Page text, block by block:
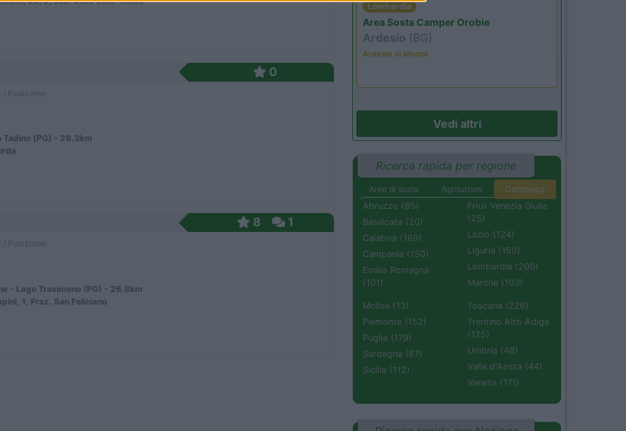
0
Tadino (PG) - 26.3km
8 1
- Lago Trasimeno (PG) - 26.8km
1, Fraz. San Feliciano
Lombardia
Area Sosta Camper Orobie
Ardesio (BG)
Ardesio si blocca
Vedi altri
Ricerca rapida per regione
Aree di sosta Agriturismi
Campeggi
Abruzzo (85)
Basilicata (20)
Calabria (169)
Campania (150)
Emilia Romagna
(101)
Friuli Venezia Giulia
(25)
Lazio (124)
Liguria (150)
Lombardia (200)
Marche (103)
Molise (13)
Piemonte (152)
Puglia (179)
Sardegna (87)
Sicilia (112)
Toscana (226)
Trentino Alto Adige
(125)
Umbria (48)
Valle d'Aosta (44)
Veneto (171)